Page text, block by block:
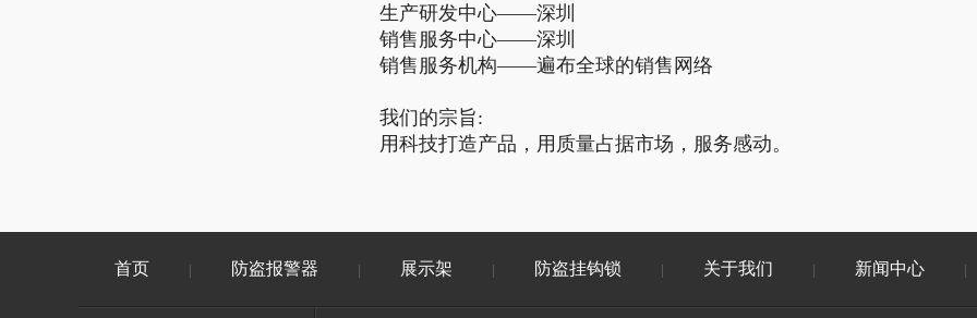
生产研发中心——深圳
销售服务中心——深圳
销售服务机构——遍布全球的销售网络
我们的宗旨:
用科技打造产品，用质量占据市场，服务感动。
首页 防盗报警器 展示架 防盗挂钩锁 关于我们 新闻中心